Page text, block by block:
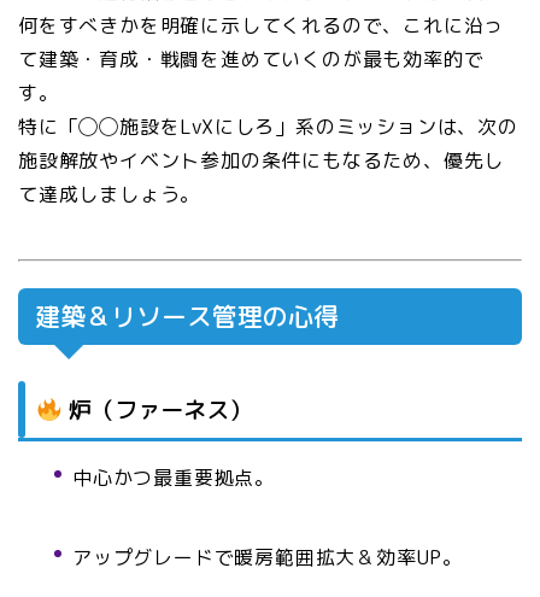
何をすべきかを明確に示してくれるので、これに沿っ
て建築・育成・戦闘を進めていくのが最も効率的で
す。
特に「◯◯施設をLvXにしろ」系のミッションは、次の
施設解放やイベント参加の条件にもなるため、優先し
て達成しましょう。
建築＆リソース管理の心得
炉（ファーネス）
中心かつ最重要拠点。
アップグレードで暖房範囲拡大＆効率UP。